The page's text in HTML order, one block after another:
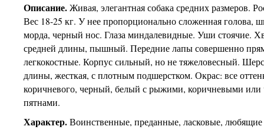
Описание.Живая, элегантная собака средних размеров.
Вес 18-25 кг. У нее пропорционально сложенная голова,
морда, черный нос. Глаза миндалевидные. Уши стоячие.
средней длины, пышный. Передние лапы совершенно
легкокостные. Корпус сильный, но не тяжеловесный.
длины, жесткая, с плотным подшерстком. Окрас: все
коричневого, черный, белый с рыжими, коричневыми
пятнами.
Характер.Воинственные, преданные, ласковые,